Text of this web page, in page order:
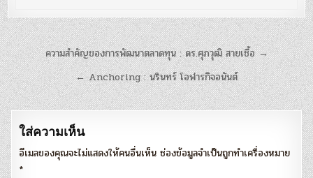
แนะแนว
เรื่อง
ความสำคัญของการพัฒนาตลาดทุน : ดร.ศุภวุฒิ สายเชื้อ →
← Anchoring : นรินทร์ โอฬารกิจอนันต์
ใส่ความเห็น
อีเมลของคุณจะไม่แสดงให้คนอื่นเห็น ช่องข้อมูลจำเป็นถูกทำเครื่องหมาย
*